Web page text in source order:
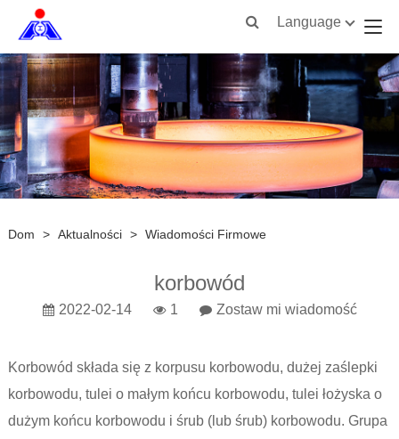
Language
Dom > Aktualności > Wiadomości Firmowe
korbowód
2022-02-14 1 Zostaw mi wiadomość
Korbowód składa się z korpusu korbowodu, dużej zaślepki
korbowodu, tulei o małym końcu korbowodu, tulei łożyska o
dużym końcu korbowodu i śrub (lub śrub) korbowodu. Grupa